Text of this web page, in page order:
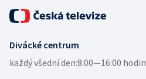
Divácké centrum
každý všední den:8:00—16:00 hodin